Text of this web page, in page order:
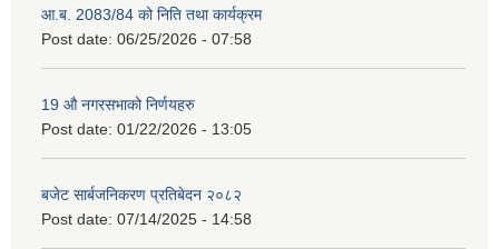
आ.ब. 2083/84 को निति तथा कार्यक्रम
Post date: 06/25/2026 - 07:58
19 औ नगरसभाको निर्णयहरु
Post date: 01/22/2026 - 13:05
बजेट सार्बजनिकरण प्रतिबेदन २०८२
Post date: 07/14/2025 - 14:58